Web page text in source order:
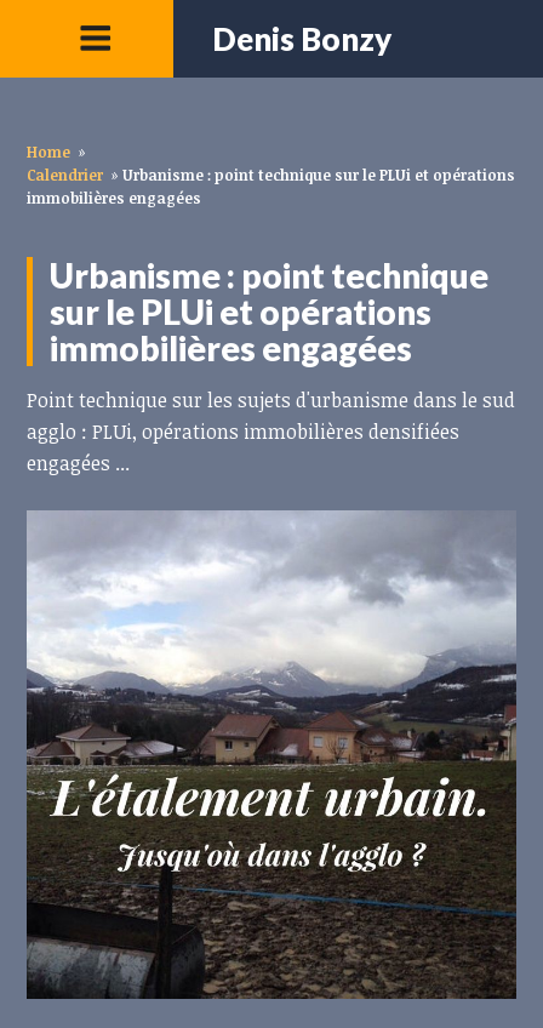
Denis Bonzy
Home »
Calendrier » Urbanisme : point technique sur le PLUi et opérations
immobilières engagées
Urbanisme : point technique
sur le PLUi et opérations
immobilières engagées
Point technique sur les sujets d'urbanisme dans le sud
agglo : PLUi, opérations immobilières densifiées
engagées ...